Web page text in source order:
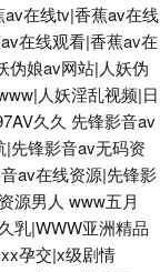
在线tv|香蕉av在线
在线观看|香蕉av在
伪娘av网站|人妖伪
人妖淫乱视频|日
久久 先锋影音av
先锋影音av无码资
av在线资源|先锋影
源男人 www五月
乳|WWW亚洲精品
孕交|x级剧情